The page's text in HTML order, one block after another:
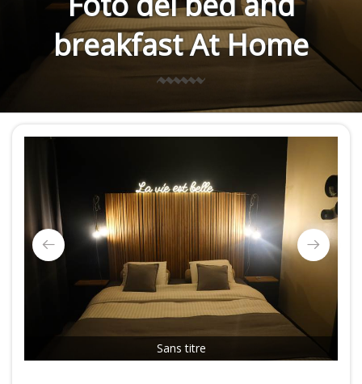
breakfast At Home
Sans titre